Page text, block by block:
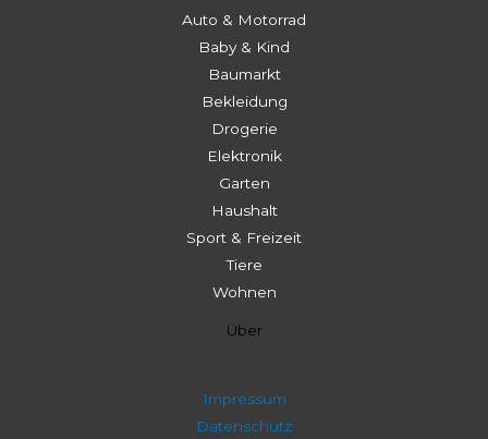
Auto & Motorrad
Baby & Kind
Baumarkt
Bekleidung
Drogerie
Elektronik
Garten
Haushalt
Sport & Freizeit
Tiere
Wohnen
Über
Impressum
Datenschutz